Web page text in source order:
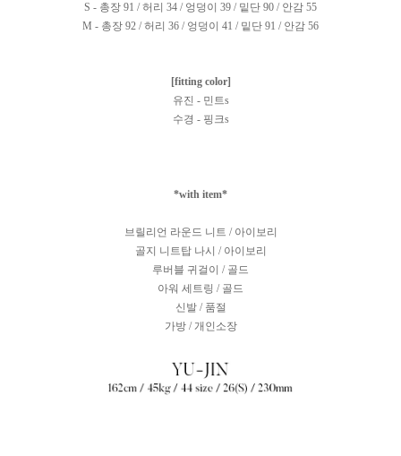
S - 총장 91 / 허리 34 / 엉덩이 39 / 밑단 90 / 안감 55
M - 총장 92 / 허리 36 / 엉덩이 41 / 밑단 91 / 안감 56
[fitting color]
유진 - 민트s
수경 - 핑크s
*with item*
브릴리언 라운드 니트 / 아이보리
골지 니트탑 나시 / 아이보리
루버블 귀걸이 / 골드
아워 세트링 / 골드
신발 / 품절
가방 / 개인소장